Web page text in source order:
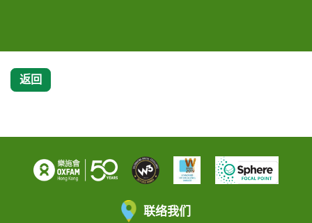
返回
联络我们